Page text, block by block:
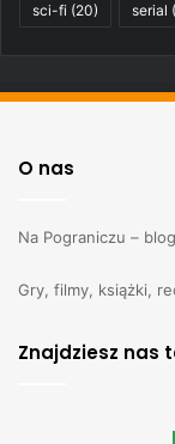
sci-fi (20) serial
O nas
Na Pograniczu –
Gry, filmy, książki,
Znajdziesz nas